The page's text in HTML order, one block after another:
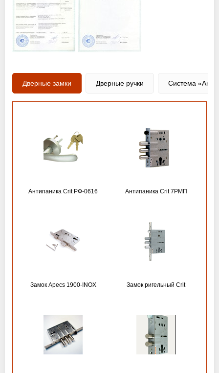
Дверные замки Дверные ручки Система
Антипаника Crit РФ-0616 Антипаника Crit 7РМП
Замок Apecs 1900-INOX Замок ригельный Crit